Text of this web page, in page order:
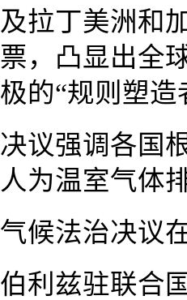
及拉丁美洲和
票，凸显出全
极的“规则塑造
决议强调各国
人为温室气体
气候法治决议
伯利兹驻联合